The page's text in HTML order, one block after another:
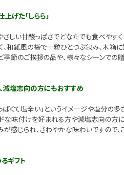
げた「しらら」
しい甘酸っぱさでどなたでも食べやすく、
、和紙風の袋で一粒ひとつぶ包み、木箱
季節のご挨拶の品や、様々なシーンでの
減塩志向の方にもおすすめ
っぱくて塩辛い」というイメージや塩分
ドな味付けを好まれる方や減塩志向の方
感じられ、さわやかな味わいですので
ギフト